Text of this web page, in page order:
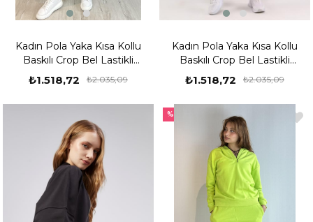
Kadın Pola Yaka Kısa Kollu
Baskılı Crop Bel Lastikli
Eşofman Takımı - Sarı
₺1.518,72 ₺2.035,09
Kadın Pola Yaka Kısa Kollu
Baskılı Crop Bel Lastikli
Eşofman Takımı - Pudra
₺1.518,72 ₺2.035,09
%25